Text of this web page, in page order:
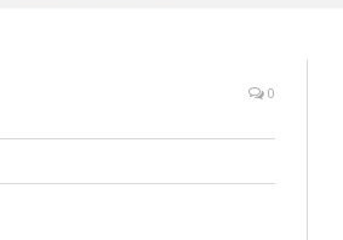
0